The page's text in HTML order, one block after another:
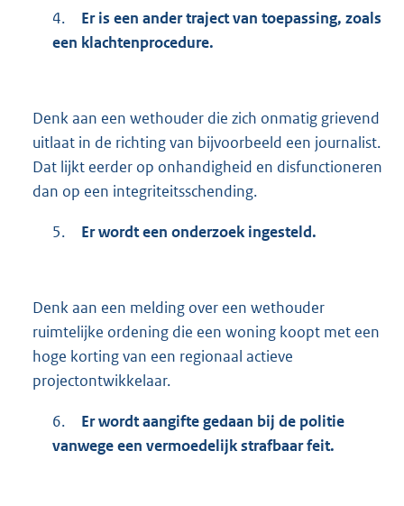
4.
Er is een ander traject van toepassing, zoals
een klachtenprocedure.
Denk aan een wethouder die zich onmatig grievend
uitlaat in de richting van bijvoorbeeld een journalist.
Dat lijkt eerder op onhandigheid en disfunctioneren
dan op een integriteitsschending.
5. Er wordt een onderzoek ingesteld.
Denk aan een melding over een wethouder
ruimtelijke ordening die een woning koopt met een
hoge korting van een regionaal actieve
projectontwikkelaar.
6.
Er wordt aangifte gedaan bij de politie
vanwege een vermoedelijk strafbaar feit.